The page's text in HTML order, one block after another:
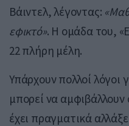
Βάιντελ, λέγοντας:
εφικτό». Η ομάδα του,
22 πλήρη μέλη.
Υπάρχουν πολλοί λόγοι
μπορεί να αμφιβάλλουν
έχει πραγματικά